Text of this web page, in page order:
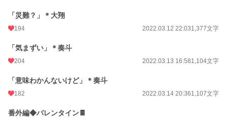
「災難？」＊大翔
194 2022.03.12 22:031,377文字
「気まずい」＊奏斗
204 2022.03.13 16:581,104文字
「意味わかんないけど」＊奏斗
182 2022.03.14 20:361,107文字
番外編◆バレンタイン🍫